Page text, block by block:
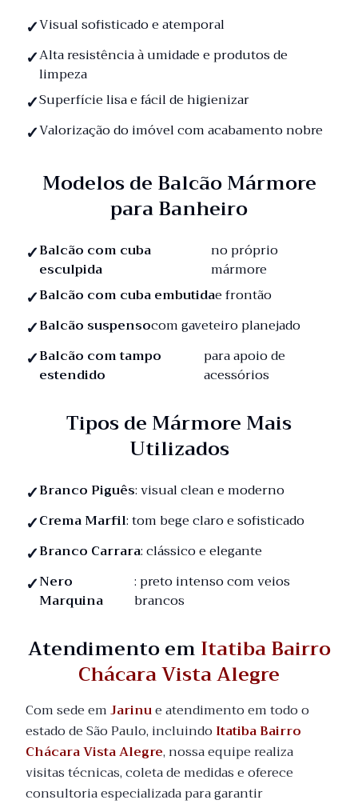
Visual sofisticado e atemporal
Alta resistência à umidade e produtos de
limpeza
Superfície lisa e fácil de higienizar
Valorização do imóvel com acabamento nobre
Modelos de Balcão Mármore
para Banheiro
Balcão com cuba
esculpida
no próprio
mármore
Balcão com cuba embutidae frontão
Balcão suspensocom gaveteiro planejado
Balcão com tampo
estendido
para apoio de
acessórios
Tipos de Mármore Mais
Utilizados
Branco Piguês: visual clean e moderno
Crema Marfil: tom bege claro e sofisticado
Branco Carrara: clássico e elegante
Nero
Marquina
: preto intenso com veios
brancos
Atendimento emItatiba Bairro
Chácara Vista Alegre
Com sede emJarinue atendimento em todo o
estado de São Paulo, incluindo Itatiba Bairro
Chácara Vista Alegre, nossa equipe realiza
visitas técnicas, coleta de medidas e oferece
consultoria especializada para garantir